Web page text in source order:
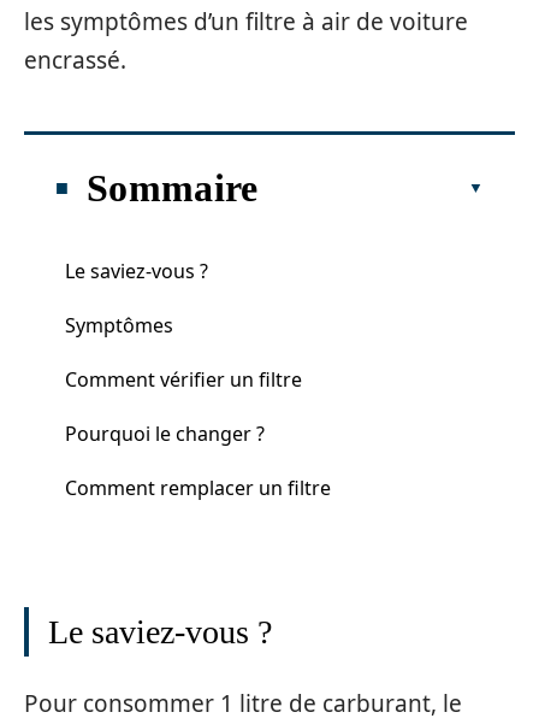
les symptômes d’un filtre à air de voiture
encrassé.
Sommaire
Le saviez-vous ?
Symptômes
Comment vérifier un filtre
Pourquoi le changer ?
Comment remplacer un filtre
Le saviez-vous ?
Pour consommer 1 litre de carburant, le